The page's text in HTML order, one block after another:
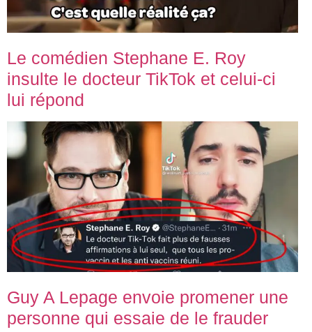
Le comédien Stephane E. Roy
insulte le docteur TikTok et celui-ci
lui répond
Guy A Lepage envoie promener une
personne qui essaie de le frauder